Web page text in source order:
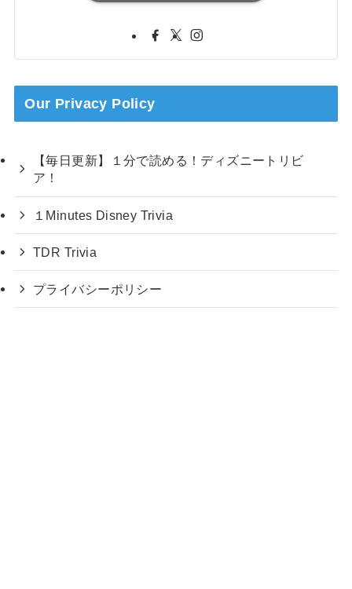
Our Privacy Policy
【毎日更新】１分で読める！ディズニートリビ
ア！
１Minutes Disney Trivia
TDR Trivia
プライバシーポリシー